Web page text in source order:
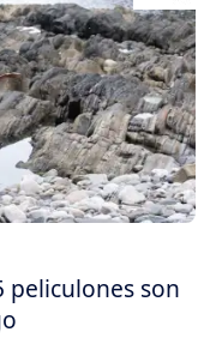
peliculones son